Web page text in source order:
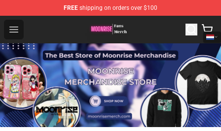
FREE shipping on orders over $100
Open menu
Moonrise Store - Official Moonrise Merchandise Shop